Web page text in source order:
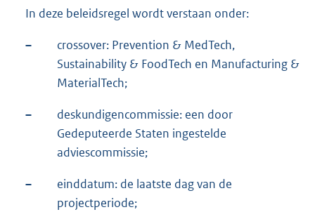
In deze beleidsregel wordt verstaan onder:
–
crossover: Prevention & MedTech,
Sustainability & FoodTech en Manufacturing &
MaterialTech;
–
deskundigencommissie: een door
Gedeputeerde Staten ingestelde
adviescommissie;
–
einddatum: de laatste dag van de
projectperiode;